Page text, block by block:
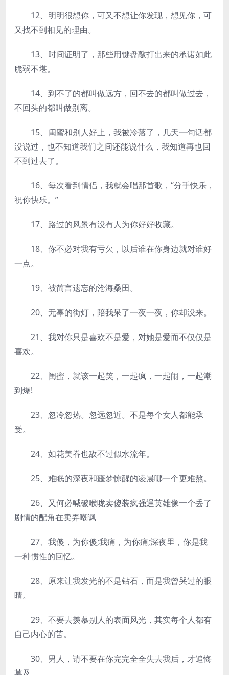
12、明明很想你，可又不想让你发现，想见你，可
又找不到相见的理由。
13、时间证明了，那些用键盘敲打出来的承诺如此
脆弱不堪。
14、到不了的都叫做远方，回不去的都叫做过去，
不回头的都叫做别离。
15、闺蜜和别人好上，我被冷落了，几天一句话都
没说过，也不知道我们之间还能说什么，我知道再也回
不到过去了。
16、每次看到情侣，我就会唱那首歌，“分手快乐，
祝你快乐。”
17、 路过的风景有没有人为你好好收藏。
18、你不必对我有亏欠，以后谁在你身边就对谁好
一点。
19、被简言遗忘的沧海桑田。
20、无辜的街灯，陪我呆了一夜一夜，你却没来。
21、我对你只是喜欢不是爱，对她是爱而不仅仅是
喜欢。
22、闺蜜，就该一起笑，一起疯，一起闹，一起潮
到爆!
23、忽冷忽热。忽远忽近。不是每个女人都能承
受。
24、如花美眷也敌不过似水流年。
25、难眠的深夜和噩梦惊醒的凌晨哪一个更难熬。
26、又何必喊破喉咙卖傻装疯强逞英雄像一个丢了
剧情的配角在卖弄嘲讽
27、我傻，为你傻;我痛，为你痛;深夜里，你是我
一种惯性的回忆。
28、原来让我发光的不是钻石，而是我曾哭过的眼
睛。
29、不要去羡慕别人的表面风光，其实每个人都有
自己内心的苦。
30、男人，请不要在你完完全全失去我后，才追悔